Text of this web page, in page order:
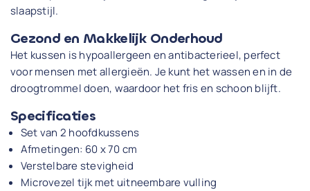
slaapstijl.
Gezond en Makkelijk Onderhoud
Het kussen is hypoallergeen en antibacterieel, perfect
voor mensen met allergieën. Je kunt het wassen en in de
droogtrommel doen, waardoor het fris en schoon blijft.
Specificaties
Set van 2 hoofdkussens
Afmetingen: 60 x 70 cm
Verstelbare stevigheid
Microvezel tijk met uitneembare vulling